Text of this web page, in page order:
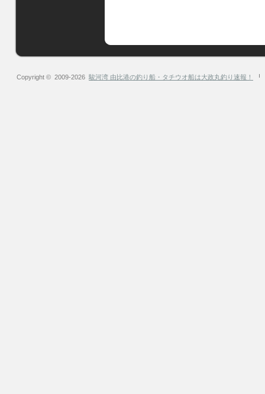
Copyright © 2009-2026 駿河湾 由比港の釣り船・タチウオ船は大政丸釣り速報！